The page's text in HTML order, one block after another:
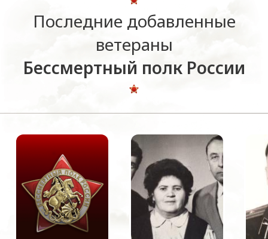
Последние добавленные
ветераны
Бессмертный полк России